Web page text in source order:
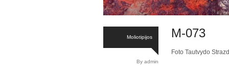
Moliotipijos
By admin
M-073
Foto Tautvydo